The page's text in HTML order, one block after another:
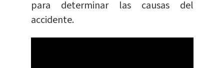
para determinar las causas del
accidente.